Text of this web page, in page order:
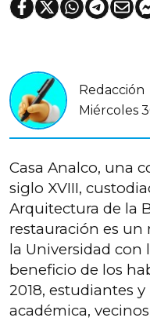
Redacción
Miércoles
Casa Analco, una
siglo XVIII,
Arquitectura de la
restauración es
la Universidad con
beneficio de los
2018, estudiantes
académica,